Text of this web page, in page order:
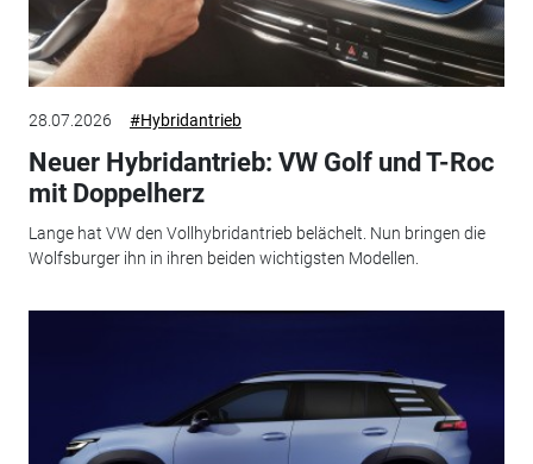
28.07.2026 #Hybridantrieb
Neuer Hybridantrieb: VW Golf und T-Roc
mit Doppelherz
Lange hat VW den Vollhybridantrieb belächelt. Nun bringen die
Wolfsburger ihn in ihren beiden wichtigsten Modellen.